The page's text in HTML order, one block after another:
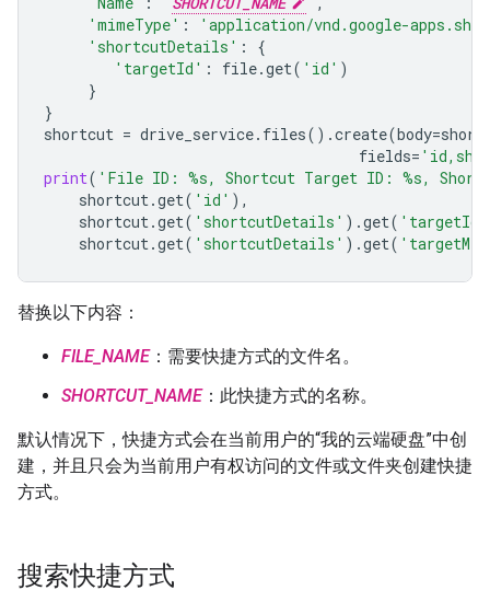
'mimeType' :
'application/vnd.google-
'shortcutDetails' :
{
'targetId' : file.get( 'id' )
}
}
shortcut = drive_service. files() .create(body=
fields=
print( 'File ID: %s, Shortcut Target ID: %s,
shortcut.get( 'id' ),
shortcut.get( 'shortcutDetails' ) .get( 'targetId'
shortcut.get( 'shortcutDetails' ) .get(
替换以下内容：
FILE_NAME：需要快捷方式的文件名。
SHORTCUT_NAME：此快捷方式的名称。
默认情况下，快捷方式会在当前用户的“我的云端硬盘”中创
建，并且只会为当前用户有权访问的文件或文件夹创建快捷
方式。
搜索快捷方式